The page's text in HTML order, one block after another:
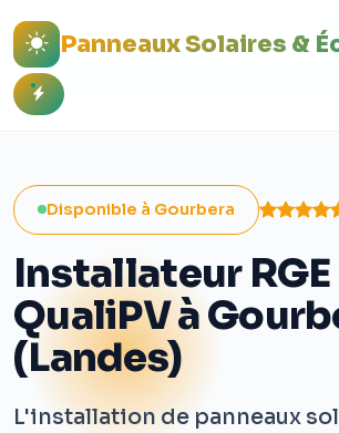
Panneaux Solaires &
Disponible à Gourbera
Installateur RGE
QualiPV à
(Landes)
L'installation de panneaux